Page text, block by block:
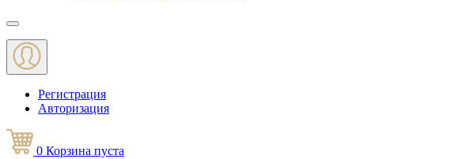
Меню
Регистрация
Авторизация
0 Корзина пуста